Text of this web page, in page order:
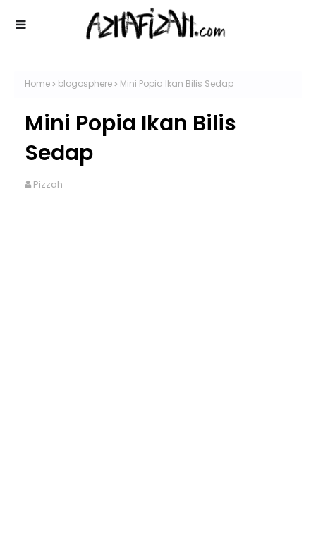
Home blogosphere Mini Popia Ikan Bilis Sedap
Mini Popia Ikan Bilis
Sedap
Pizzah